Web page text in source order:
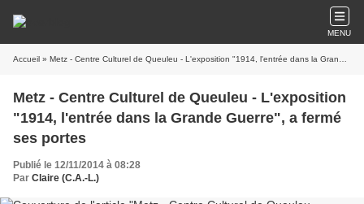
MENU
Accueil » Metz - Centre Culturel de Queuleu - L'exposition "1914, l'entrée dans la Grande Guerre", a fermé ses portes
Metz - Centre Culturel de Queuleu - L'exposition
"1914, l'entrée dans la Grande Guerre", a fermé
ses portes
Publié le 12/11/2014 à 08:28
Par Claire (C.A.-L.)